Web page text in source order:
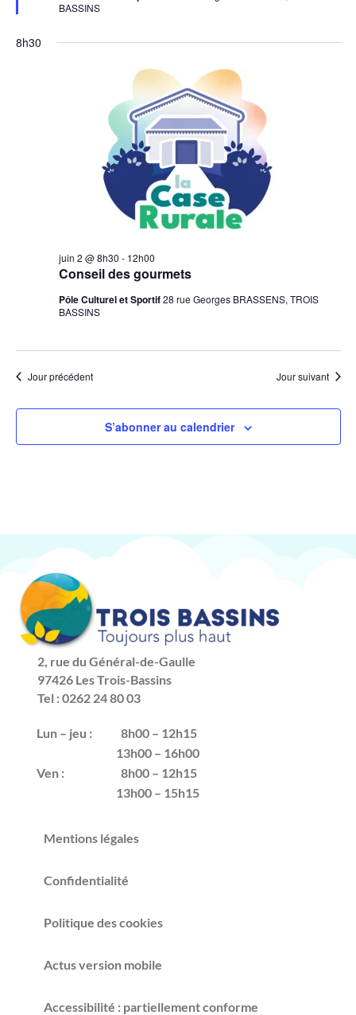
BASSINS
8h30
Conseil des gourmets
juin 2 @ 8h30 - 12h00
Pôle Culturel et Sportif28 rue Georges BRASSENS, TROIS
BASSINS
Jour précédent Jour suivant
S’abonner au calendrier
2, rue du Général-de-Gaulle
97426 Les Trois-Bassins
Tel : 0262 24 80 03
Lun – jeu :
8h00 – 12h15
13h00 – 16h00
Ven :
8h00 – 12h15
13h00 – 15h15
Mentions légales
Confidentialité
Politique des cookies
Actus version mobile
Accessibilité : partiellement conforme